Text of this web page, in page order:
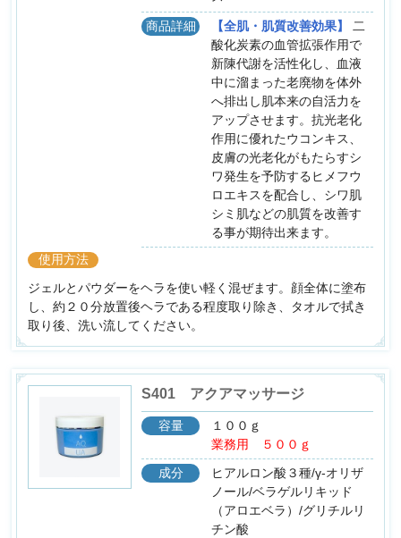
商品詳細 【全肌・肌質改善効果】
二
酸化炭素の血管拡張作用で
新陳代謝を活性化し、血液
中に溜まった老廃物を体外
へ排出し肌本来の自活力を
アップさせます。抗光老化
作用に優れたウコンキス、
皮膚の光老化がもたらすシ
ワ発生を予防するヒメフウ
ロエキスを配合し、シワ肌
シミ肌などの肌質を改善す
る事が期待出来ます。
使用方法
ジェルとパウダーをヘラを使い軽く混ぜます。顔全体に塗布
し、約２０分放置後ヘラである程度取り除き、タオルで拭き
取り後、洗い流してください。
S401 アクアマッサージ
容量
１００ｇ
業務用 ５００ｇ
成分
ヒアルロン酸３種/γ-オリザ
ノール/ベラゲルリキッド
（アロエベラ）/グリチルリ
チン酸